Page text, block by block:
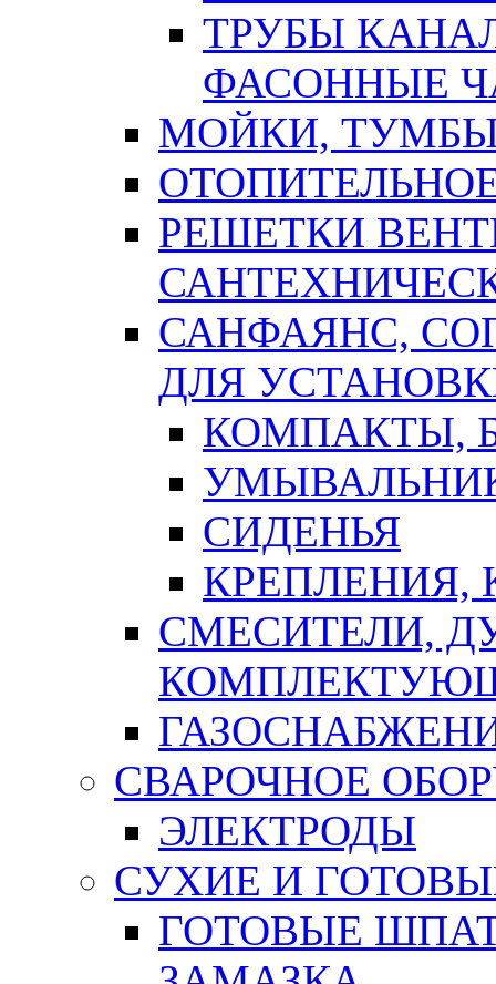
ТРУБЫ
ФАСОННЫЕ
МОЙКИ,
РЕШЕТКИ
САНФАЯНС,
ДЛЯ
КОМПАКТЫ,
СИДЕНЬЯ
СМЕСИТЕЛИ,
СВАРОЧНОЕ
ЭЛЕКТРОДЫ
СУХИЕ И
ГОТОВЫЕ